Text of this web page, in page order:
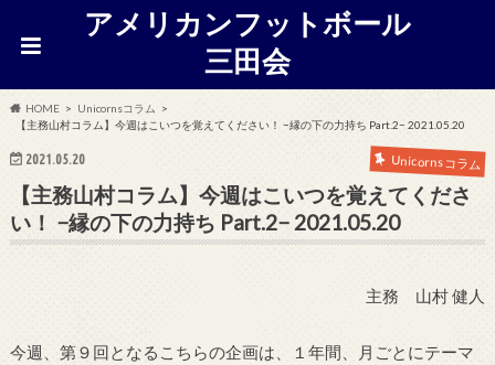
アメリカンフットボール
三田会
HOME
Unicornsコラム
【主務山村コラム】今週はこいつを覚えてください！ −縁の下の力持ち Part.2− 2021.05.20
2021.05.20 Unicornsコラム
【主務山村コラム】今週はこいつを覚えてくださ
い！ −縁の下の力持ち Part.2− 2021.05.20
主務 山村 健人
今週、第９回となるこちらの企画は、１年間、月ごとにテーマ